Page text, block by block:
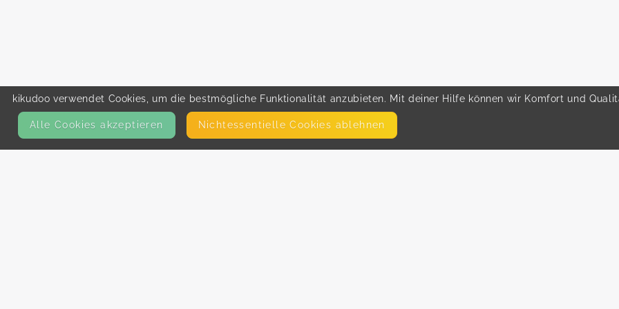
kikudoo verwendet Cookies, um die bestmögliche Funktionalität anzubieten. Mit deiner Hilfe können wir Komfort und
Alle Cookies akzeptieren Nicht­essentielle Cookies ablehnen